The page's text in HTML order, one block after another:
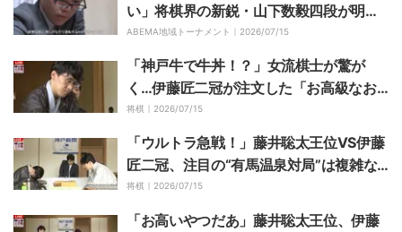
い」将棋界の新鋭・山下数毅四段が明か
す“逆転術”の真髄
ABEMA地域トーナメント｜ 2026/07/15
「神戸牛で牛丼！？」女流棋士が驚が
く…伊藤匠二冠が注文した「お高級なお
牛丼」にファン騒然 藤井聡太王位は夏野
菜の天婦羅とうどん膳
将棋｜ 2026/07/15
「ウルトラ急戦！」藤井聡太王位VS伊藤
匠二冠、注目の“有馬温泉対局”は複雑な
攻防から難所へ突入／将棋・王位戦第2局
将棋｜ 2026/07/15
「お高いやつだあ」藤井聡太王位、伊藤